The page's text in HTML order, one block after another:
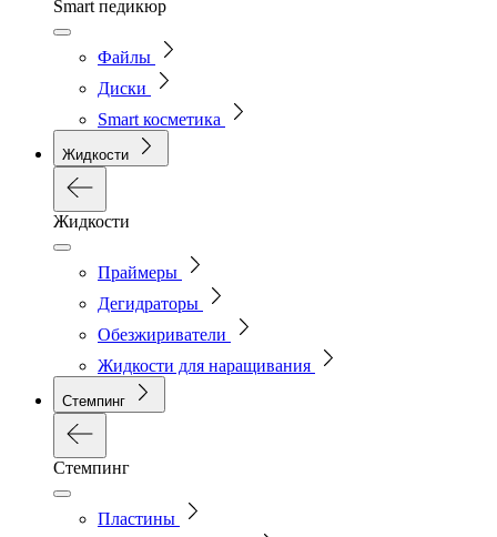
Smart педикюр
Файлы
Диски
Smart косметика
Жидкости
Жидкости
Праймеры
Дегидраторы
Обезжириватели
Жидкости для наращивания
Стемпинг
Стемпинг
Пластины